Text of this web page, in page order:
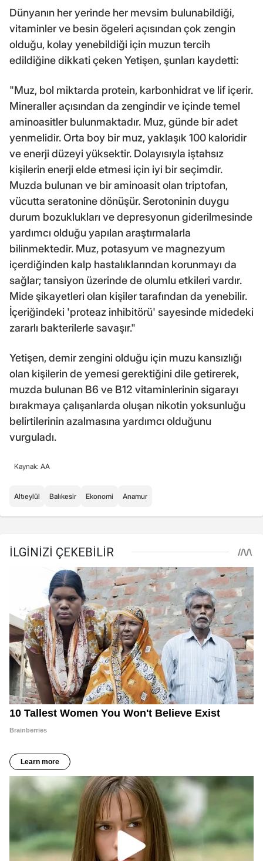
Dünyanın her yerinde her mevsim bulunabildiği,
vitaminler ve besin ögeleri açısından çok zengin
olduğu, kolay yenebildiği için muzun tercih
edildiğine dikkati çeken Yetişen, şunları kaydetti:
"Muz, bol miktarda protein, karbonhidrat ve lif içerir.
Mineraller açısından da zengindir ve içinde temel
aminoasitler bulunmaktadır. Muz, günde bir adet
yenmelidir. Orta boy bir muz, yaklaşık 100 kaloridir
ve enerji düzeyi yüksektir. Dolayısıyla iştahsız
kişilerin enerji elde etmesi için iyi bir seçimdir.
Muzda bulunan ve bir aminoasit olan triptofan,
vücutta seratonine dönüşür. Serotoninin duygu
durum bozuklukları ve depresyonun giderilmesinde
yardımcı olduğu yapılan araştırmalarla
bilinmektedir. Muz, potasyum ve magnezyum
içerdiğinden kalp hastalıklarından korunmayı da
sağlar; tansiyon üzerinde de olumlu etkileri vardır.
Mide şikayetleri olan kişiler tarafından da yenebilir.
İçeriğindeki 'proteaz inhibitörü' sayesinde midedeki
zararlı bakterilerle savaşır."
Yetişen, demir zengini olduğu için muzu kansızlığı
olan kişilerin de yemesi gerektiğini dile getirerek,
muzda bulunan B6 ve B12 vitaminlerinin sigarayı
bırakmaya çalışanlarda oluşan nikotin yoksunluğu
belirtilerinin azalmasına yardımcı olduğunu
vurguladı.
Kaynak: AA
Altıeylül Balıkesir Ekonomi Anamur